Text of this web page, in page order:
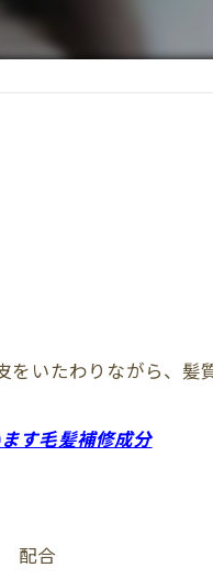
をいたわりながら、髪
す毛髪補修成分
配合